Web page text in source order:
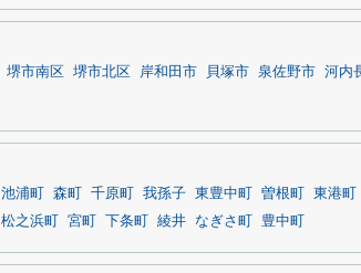
堺市南区 堺市北区 岸和田市 貝塚市 泉佐野市 河内
池浦町 森町 千原町 我孫子 東豊中町 曽根町 東港町
松之浜町 宮町 下条町 綾井 なぎさ町 豊中町